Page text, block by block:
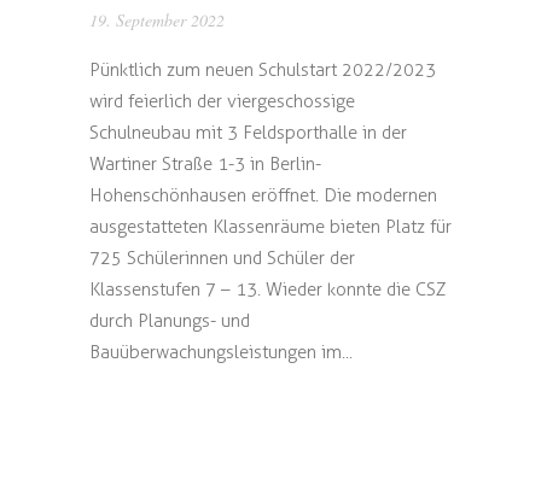
19. September 2022
Pünktlich zum neuen Schulstart 2022/2023
wird feierlich der viergeschossige
Schulneubau mit 3 Feldsporthalle in der
Wartiner Straße 1-3 in Berlin-
Hohenschönhausen eröffnet. Die modernen
ausgestatteten Klassenräume bieten Platz für
725 Schülerinnen und Schüler der
Klassenstufen 7 – 13. Wieder konnte die CSZ
durch Planungs- und
Bauüberwachungsleistungen im...